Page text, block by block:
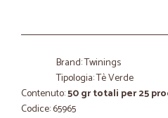
Brand: Twinings
Tipologia: Tè Verde
Contenuto:50 gr totali per 25
Codice: 65965